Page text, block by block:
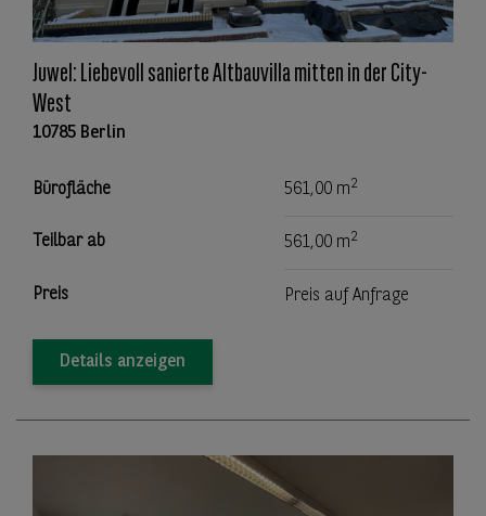
Juwel: Liebevoll sanierte Altbauvilla mitten in der City-
West
10785 Berlin
Bürofläche 561,00 m2
Teilbar ab 561,00 m2
Preis Preis auf Anfrage
Details anzeigen